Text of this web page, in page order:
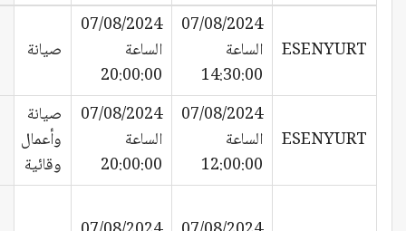
ESENYURT
07/08/2024
الساعة
14:30:00
07/08/2024
الساعة
20:00:00
صيانة
ESENYURT
07/08/2024
الساعة
12:00:00
07/08/2024
الساعة
20:00:00
صيانة
وأعمال
وقائية